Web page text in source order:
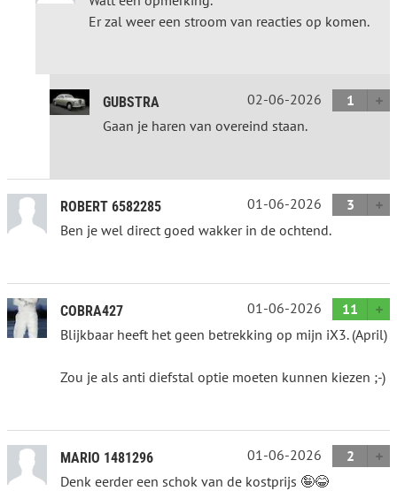
Er zal weer een stroom van reacties op komen.
GUBSTRA 02-06-2026
1
Gaan je haren van overeind staan.
ROBERT 6582285 01-06-2026
3
Ben je wel direct goed wakker in de ochtend.
COBRA427 01-06-2026
11
Blijkbaar heeft het geen betrekking op mijn iX3. (April)
Zou je als anti diefstal optie moeten kunnen kiezen ;-)
MARIO 1481296 01-06-2026
2
Denk eerder een schok van de kostprijs 🤪😂